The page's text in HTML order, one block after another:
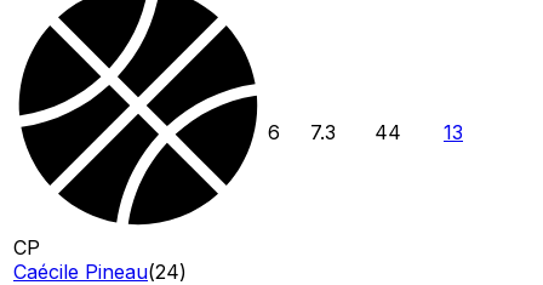
CP
Caécile Pineau(24)
6 7.3 44 13